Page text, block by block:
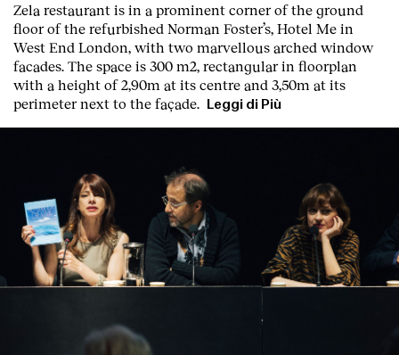
Zela restaurant is in a prominent corner of the ground
floor of the refurbished Norman Foster’s, Hotel Me in
West End London, with two marvellous arched window
facades. The space is 300 m2, rectangular in floorplan
with a height of 2,90m at its centre and 3,50m at its
perimeter next to the façade.
Leggi di Più